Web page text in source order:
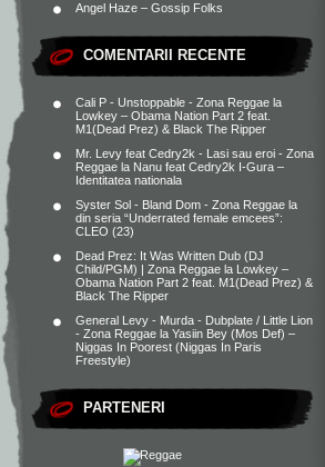
Angel Haze – Gossip Folks
COMENTARII RECENTE
Cali P - Unstoppable - Zona Reggae la
Lowkey – Obama Nation Part 2 feat.
M1(Dead Prez) & Black The Ripper
Mr. Levy feat Cedry2k - Lasi sau eroi - Zona
Reggae la Nanu feat Cedry2k I-Gura –
Identitatea nationala
Syster Sol - Bland Dom - Zona Reggae la
din seria “Underrated female emcees”:
CLEO (23)
Dead Prez: It Was Written Dub (DJ
Child/PGM) | Zona Reggae la Lowkey –
Obama Nation Part 2 feat. M1(Dead Prez) &
Black The Ripper
General Levy - Murda - Dubplate / Little Lion
- Zona Reggae la Yasiin Bey (Mos Def) –
Niggas In Poorest (Niggas In Paris
Freestyle)
PARTENERI